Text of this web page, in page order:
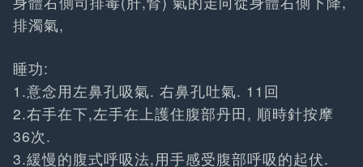
排濁氣,
睡功:
1.意念用左鼻孔吸氣. 右鼻孔吐氣. 11回
2.右手在下,左手在上護住腹部丹田, 順時針按摩
36次.
3.緩慢的腹式呼吸法,用手感受腹部呼吸的起伏.